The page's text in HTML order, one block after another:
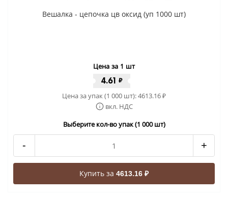
Вешалка - цепочка цв оксид (уп 1000 шт)
Цена за 1 шт
4.61 ₽
Цена за упак (1 000 шт):4613.16₽
вкл. НДС
Выберите кол-во упак (1 000 шт)
- +
Купить за 4613.16 ₽